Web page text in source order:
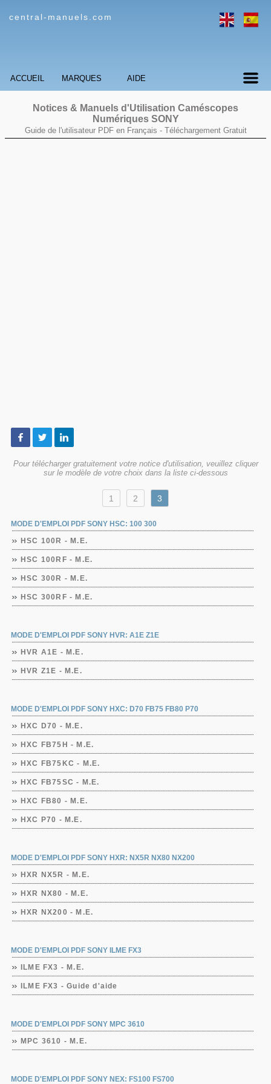
central-manuels.com
ACCUEIL MARQUES AIDE
Notices & Manuels d'Utilisation Caméscopes
Numériques SONY
Guide de l'utilisateur PDF en Français - Téléchargement Gratuit
Pour télécharger gratuitement votre notice d'utilisation, veuillez cliquer
sur le modèle de votre choix dans la liste ci-dessous
1 2 3
MODE D'EMPLOI PDF SONY HSC: 100 300
HSC 100R - M.E.
HSC 100RF - M.E.
HSC 300R - M.E.
HSC 300RF - M.E.
MODE D'EMPLOI PDF SONY HVR: A1E Z1E
HVR A1E - M.E.
HVR Z1E - M.E.
MODE D'EMPLOI PDF SONY HXC: D70 FB75 FB80 P70
HXC D70 - M.E.
HXC FB75H - M.E.
HXC FB75KC - M.E.
HXC FB75SC - M.E.
HXC FB80 - M.E.
HXC P70 - M.E.
MODE D'EMPLOI PDF SONY HXR: NX5R NX80 NX200
HXR NX5R - M.E.
HXR NX80 - M.E.
HXR NX200 - M.E.
MODE D'EMPLOI PDF SONY ILME FX3
ILME FX3 - M.E.
ILME FX3 - Guide d'aide
MODE D'EMPLOI PDF SONY MPC 3610
MPC 3610 - M.E.
MODE D'EMPLOI PDF SONY NEX: FS100 FS700